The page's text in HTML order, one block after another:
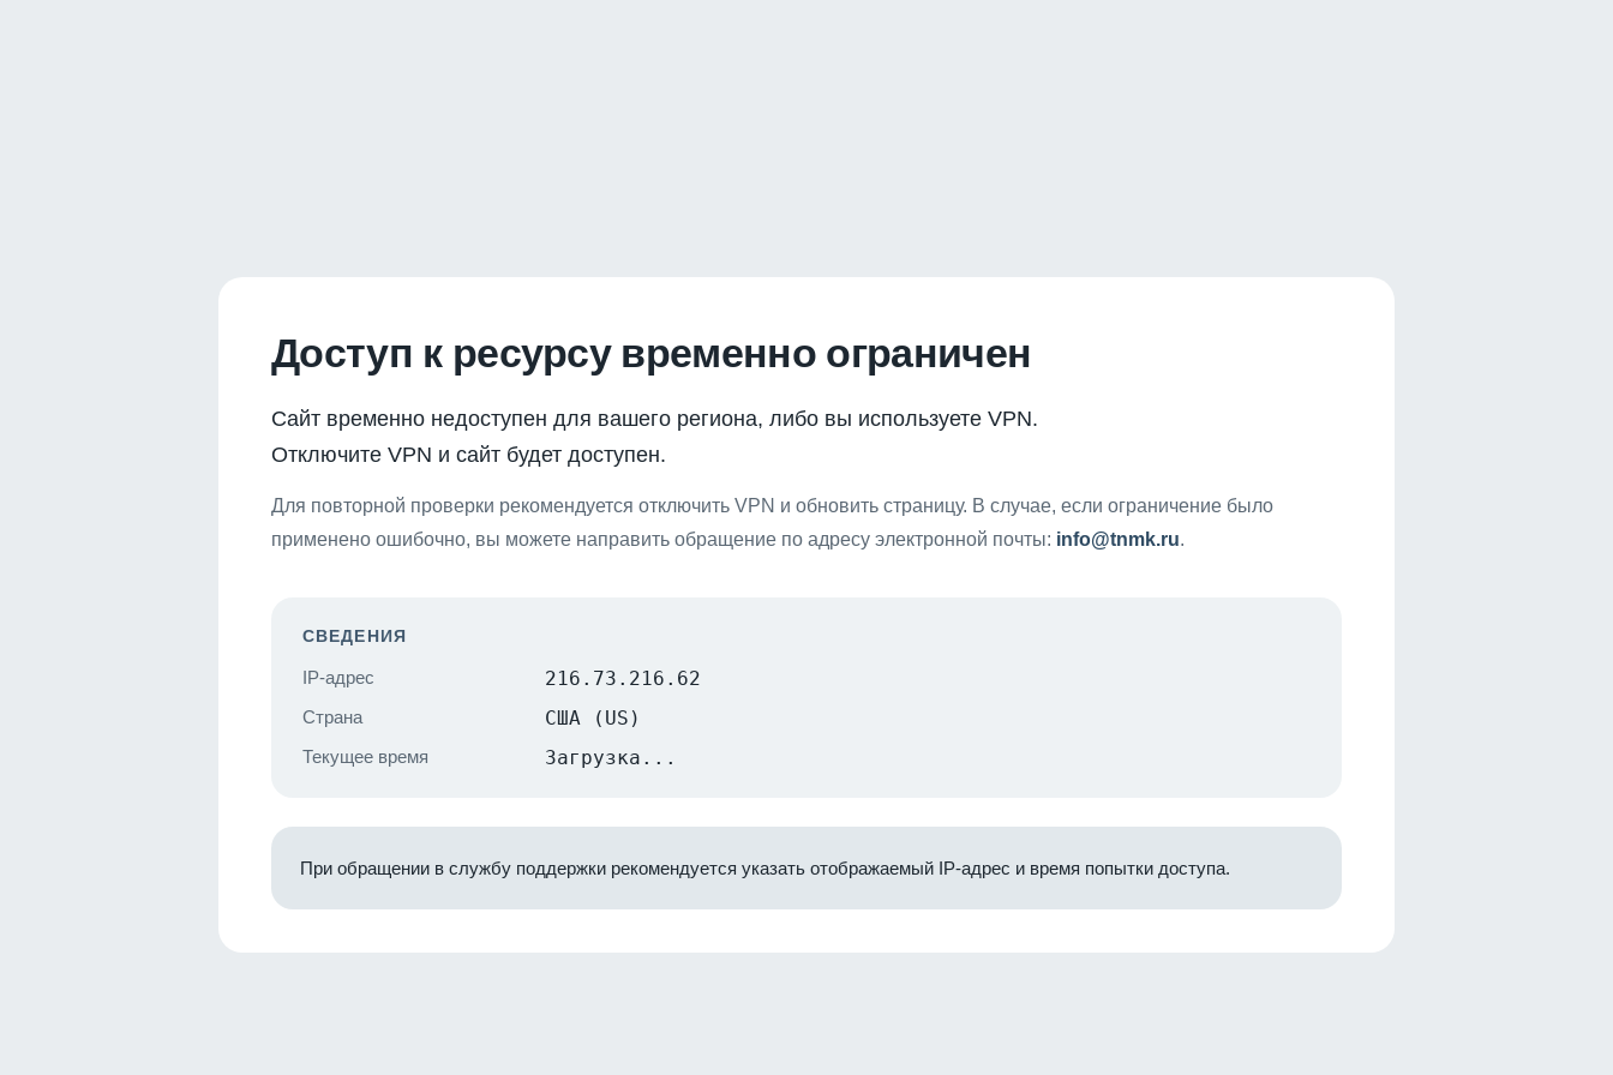
Доступ к ресурсу временно ограничен
Сайт временно недоступен для вашего региона, либо вы используете VPN.
Отключите VPN и сайт будет доступен.
Для повторной проверки рекомендуется отключить VPN и обновить страницу. В случае, если ограничение было
применено ошибочно, вы можете направить обращение по адресу электронной почты: info@tnmk.ru.
СВЕДЕНИЯ
IP-адрес 216.73.216.62
Страна США (US)
Текущее время Загрузка...
При обращении в службу поддержки рекомендуется указать отображаемый IP-адрес и время попытки доступа.